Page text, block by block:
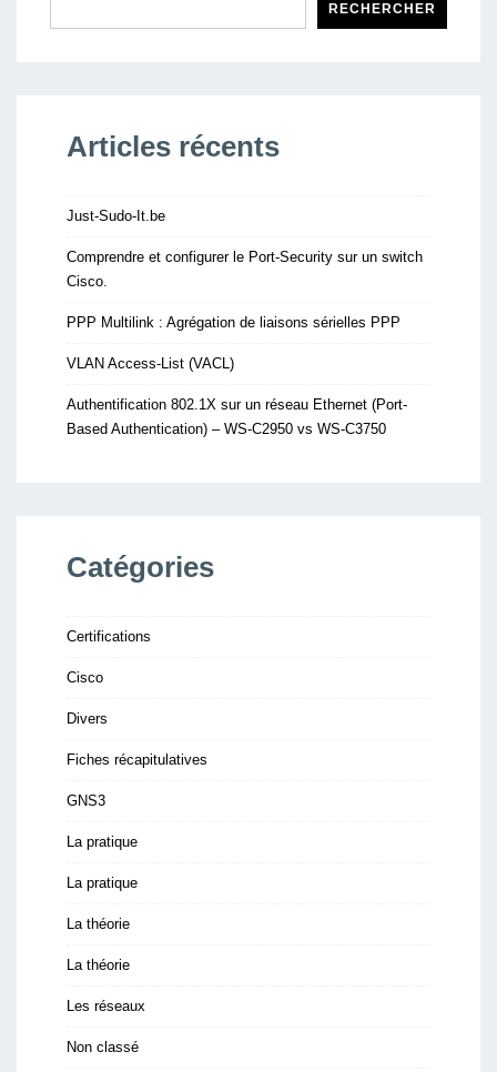
RECHERCHER
Articles récents
Just-Sudo-It.be
Comprendre et configurer le Port-Security sur un switch
Cisco.
PPP Multilink : Agrégation de liaisons sérielles PPP
VLAN Access-List (VACL)
Authentification 802.1X sur un réseau Ethernet (Port-
Based Authentication) – WS-C2950 vs WS-C3750
Catégories
Certifications
Cisco
Divers
Fiches récapitulatives
GNS3
La pratique
La pratique
La théorie
La théorie
Les réseaux
Non classé